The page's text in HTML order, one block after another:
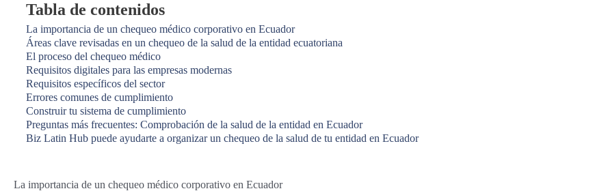
Tabla de contenidos
La importancia de un chequeo médico corporativo en Ecuador
Áreas clave revisadas en un chequeo de la salud de la entidad ecuatoriana
El proceso del chequeo médico
Requisitos digitales para las empresas modernas
Requisitos específicos del sector
Errores comunes de cumplimiento
Construir tu sistema de cumplimiento
Preguntas más frecuentes: Comprobación de la salud de la entidad en Ecuador
Biz Latin Hub puede ayudarte a organizar un chequeo de la salud de tu entidad en Ecuador
La importancia de un chequeo médico corporativo en Ecuador